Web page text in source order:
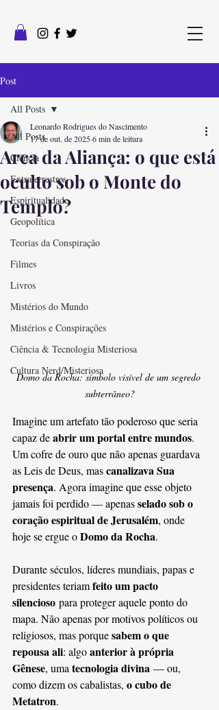
Post
All Posts
Ciência
Extraterrestres
Espiritualidade
Geopolítica
Teorias da Conspiração
Filmes
Livros
Mistérios do Mundo
Mistérios e Conspirações
Ciência & Tecnologia Misteriosa
Cultura Nerd/Misteriosa
All Posts
Arca da Aliança: o que está
oculto sob o Monte do
Templo?
Leonardo Rodrigues do Nascimento
17 de out. de 20256 min de leitura
Domo da Rocha: símbolo visível de um segredo
subterrâneo?
Imagine um artefato tão poderoso que seria
capaz de abrir um portal entre mundos.
Um cofre de ouro que não apenas guardava
as Leis de Deus, mas canalizava Sua
presença. Agora imagine que esse objeto
jamais foi perdido — apenas selado sob o
coração espiritual de Jerusalém, onde
hoje se ergue o Domo da Rocha.
Durante séculos, líderes mundiais, papas e
presidentes teriam feito um pacto
silencioso para proteger aquele ponto do
mapa. Não apenas por motivos políticos ou
religiosos, mas porque sabem o que
repousa ali: algo anterior à própria
Gênese, uma tecnologia divina — ou,
como dizem os cabalistas, o cubo de
Metatron.